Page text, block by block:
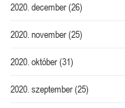
2020. december(26)
2020. november(25)
2020. október(31)
2020. szeptember(25)